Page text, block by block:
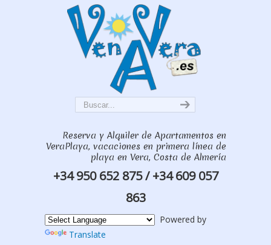
Reserva y Alquiler de Apartamentos en
VeraPlaya, vacaciones en primera línea de
playa en Vera, Costa de Almería
+34 950 652 875 / +34 609 057
863
Powered by
Translate